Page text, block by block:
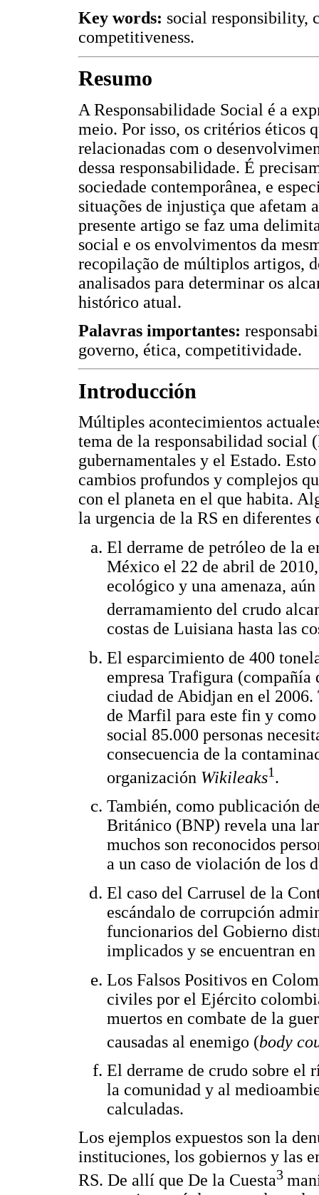
Key words: social responsibility,
competitiveness.
Resumo
A Responsabilidade Social é a
meio. Por isso, os critérios éticos
relacionadas com o
dessa responsabilidade. É
sociedade contemporânea, e
situações de injustiça que afetam
presente artigo se faz uma
social e os envolvimentos da
recopilação de múltiplos artigos,
analisados para determinar os
histórico atual.
Palavras importantes:
governo, ética, competitividade.
Introducción
Múltiples acontecimientos
tema de la responsabilidad social
gubernamentales y el Estado.
cambios profundos y complejos
con el planeta en el que habita.
la urgencia de la RS en diferentes
El derrame de petróleo de la
México el 22 de abril de
ecológico y una amenaza,
derramamiento del crudo
costas de Luisiana hasta las
El esparcimiento de 400
empresa Trafigura (compañía
ciudad de Abidjan en el
de Marfil para este fin y
social 85.000 personas
consecuencia de la
organización Wikileaks1.
También, como publicación
Británico (BNP) revela una
muchos son reconocidos
a un caso de violación de los
El caso del Carrusel de la
escándalo de corrupción
funcionarios del Gobierno
implicados y se encuentran
Los Falsos Positivos en
civiles por el Ejército
muertos en combate de la
causadas al enemigo (body
El derrame de crudo sobre el
la comunidad y al
calculadas.
Los ejemplos expuestos son la
instituciones, los gobiernos y las
RS. De allí que De la Cuesta3